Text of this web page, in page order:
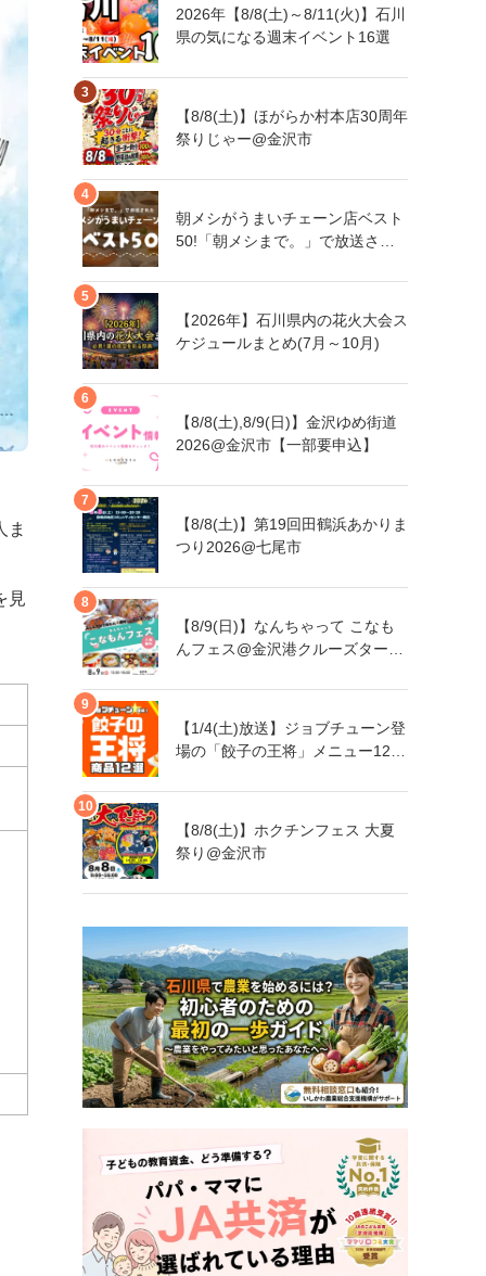
ま
見
2026年【8/8(土)～8/11(火)】石川
県の気になる週末イベント16選
【8/8(土)】ほがらか村本店30周年
祭りじゃー@金沢市
朝メシがうまいチェーン店ベスト
50!「朝メシまで。」で放送され
県にもあるあの店舗!
【2026年】石川県内の花火大会ス
ケジュールまとめ(7月～10月)
【8/8(土),8/9(日)】金沢ゆめ街道
2026@金沢市【一部要申込】
【8/8(土)】第19回田鶴浜あかりま
つり2026@七尾市
【8/9(日)】なんちゃって こなも
んフェス@金沢港クルーズターミ
【1/4(土)放送】ジョブチューン登
場の「餃子の王将」メニュー12品
【8/8(土)】ホクチンフェス 大夏
祭り@金沢市